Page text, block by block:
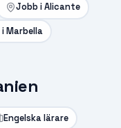
Jobb iAlicante
iMarbella
Engelska lärare